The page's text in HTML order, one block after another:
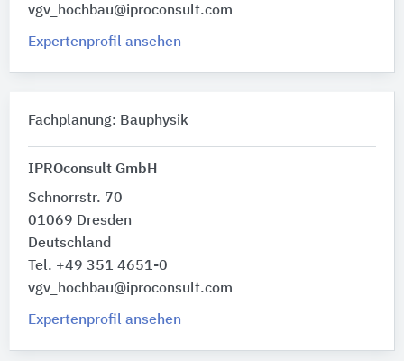
vgv_hochbau@iproconsult.com
Expertenprofil ansehen
Fachplanung: Bauphysik
IPROconsult GmbH
Schnorrstr. 70
01069 Dresden
Deutschland
Tel. +49 351 4651-0
vgv_hochbau@iproconsult.com
Expertenprofil ansehen